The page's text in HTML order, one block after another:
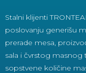
Stalni klijenti
poslovanju generišu
prerade mesa,
sala i čvrstog
sopstvene količine